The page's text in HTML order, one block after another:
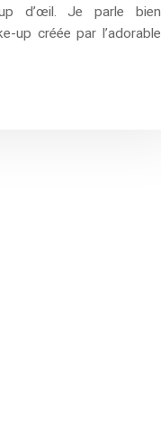
d’œil. Je parle bien
up créée par l’adorable